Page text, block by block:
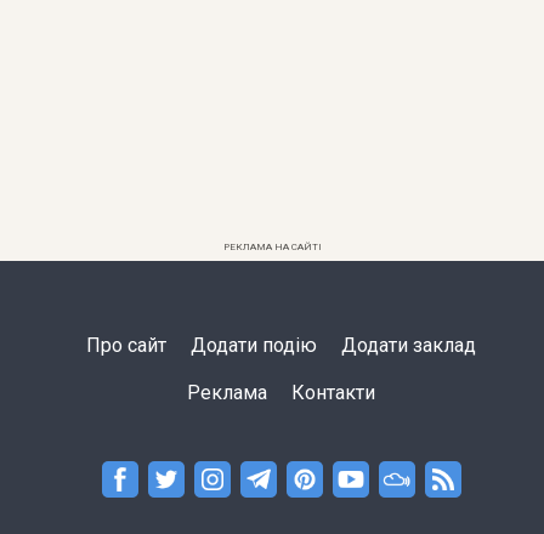
РЕКЛАМА НА САЙТІ
Про сайт Додати подію Додати заклад
Реклама Контакти